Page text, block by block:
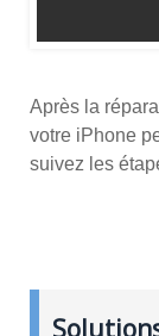
Après la
votre iPhone
suivez les